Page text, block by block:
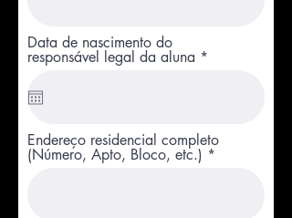
Data de nascimento do
responsável legal da aluna *
e
d
Endereço residencial completo
(Número, Apto, Bloco, etc.)